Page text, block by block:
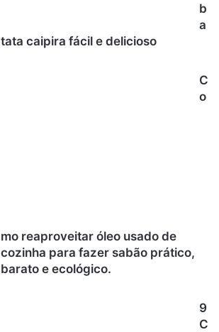
b
a
tata caipira fácil e delicioso
C
o
mo reaproveitar óleo usado de
cozinha para fazer sabão prático,
barato e ecológico.
9
C